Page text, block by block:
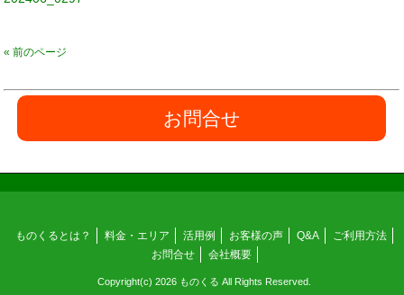
« 前のページ
お問合せ
ものくるとは？ 料金・エリア 活用例 お客様の声 Q&A
ご利用方法
お問合せ
会社概要
Copyright(c) 2026 ものくる All Rights Reserved.